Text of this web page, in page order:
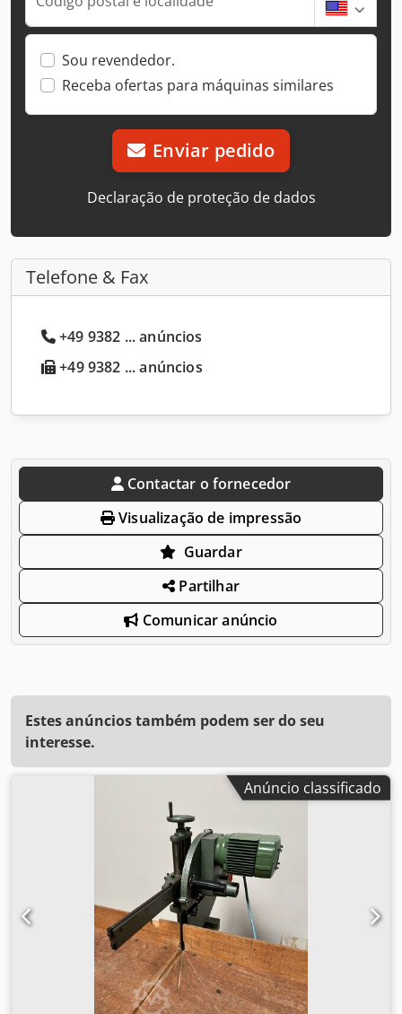
Sou revendedor.
Receba ofertas para máquinas similares
Enviar pedido
Declaração de proteção de dados
Telefone & Fax
+49 9382 ... anúncios
+49 9382 ... anúncios
Contactar o fornecedor
Visualização de impressão
Guardar
Partilhar
Comunicar anúncio
Estes anúncios também podem ser do seu
interesse.
Anúncio classificado